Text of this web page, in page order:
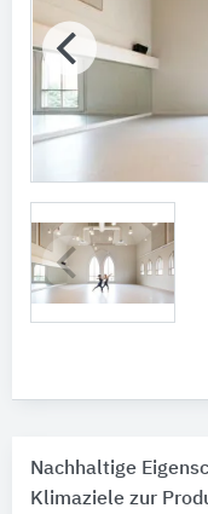
Nachhaltige
Klimaziele zur